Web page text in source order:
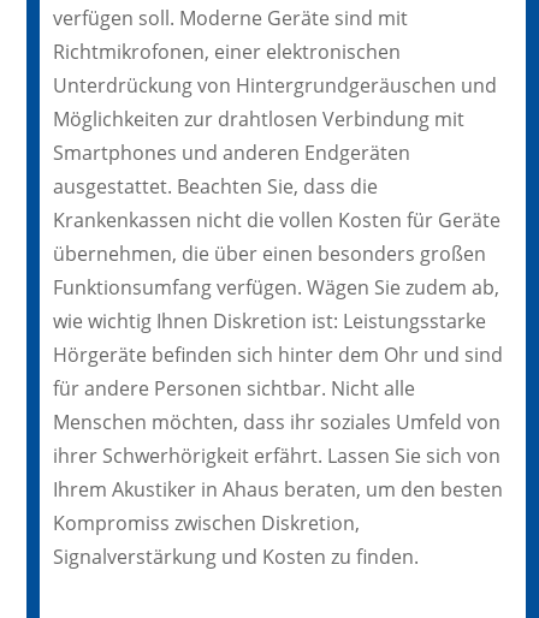
verfügen soll. Moderne Geräte sind mit
Richtmikrofonen, einer elektronischen
Unterdrückung von Hintergrundgeräuschen und
Möglichkeiten zur drahtlosen Verbindung mit
Smartphones und anderen Endgeräten
ausgestattet. Beachten Sie, dass die
Krankenkassen nicht die vollen Kosten für Geräte
übernehmen, die über einen besonders großen
Funktionsumfang verfügen. Wägen Sie zudem ab,
wie wichtig Ihnen Diskretion ist: Leistungsstarke
Hörgeräte befinden sich hinter dem Ohr und sind
für andere Personen sichtbar. Nicht alle
Menschen möchten, dass ihr soziales Umfeld von
ihrer Schwerhörigkeit erfährt. Lassen Sie sich von
Ihrem Akustiker in Ahaus beraten, um den besten
Kompromiss zwischen Diskretion,
Signalverstärkung und Kosten zu finden.